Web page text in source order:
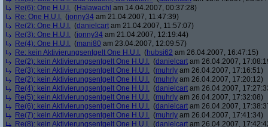
Re(6): One H.U.I. (Halawachl am 14.04.2007, 00:37:28)
Re: One H.U.I. (jonny34 am 21.04.2007, 11:47:39)
Re(2): One H.U.I. (danielcart am 21.04.2007, 11:57:07)
Re(3): One H.U.I. (jonny34 am 21.04.2007, 12:19:44)
Re(4): One H.U.I. (mani80 am 23.04.2007, 12:09:57)
Re: kein Aktivierungsentgelt One H.U.I. (hubsi62 am 26.04.2007, 16:47:15)
Re(2): kein Aktivierungsentgelt One H.U.I. (danielcart am 26.04.2007,
Re(3): kein Aktivierungsentgelt One H.U.I. (muhrly am 26.04.2007, 17:16:51)
Re(2): kein Aktivierungsentgelt One H.U.I. (muhrly am 26.04.2007, 17:20:12)
Re(4): kein Aktivierungsentgelt One H.U.I. (danielcart am 26.04.2007,
Re(5): kein Aktivierungsentgelt One H.U.I. (muhrly am 26.04.2007, 17:32:08)
Re(6): kein Aktivierungsentgelt One H.U.I. (danielcart am 26.04.2007,
Re(7): kein Aktivierungsentgelt One H.U.I. (muhrly am 26.04.2007, 17:41:34)
Re(8): kein Aktivierungsentgelt One H.U.I. (danielcart am 26.04.2007,